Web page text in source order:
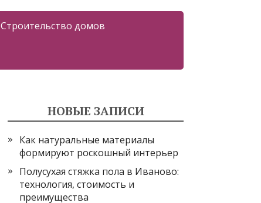
Строительство домов
НОВЫЕ ЗАПИСИ
Как натуральные материалы
формируют роскошный интерьер
Полусухая стяжка пола в Иваново:
технология, стоимость и
преимущества